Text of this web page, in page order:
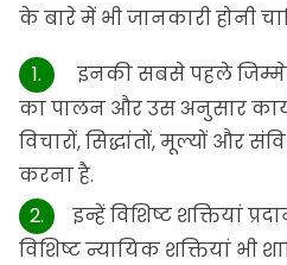
के बारे में भी जानकारी होनी
इनकी सबसे पहले
का पालन और उस अनुसार
विचारों, सिद्धांतों, मूल्यों और
करना है.
इन्हें विशिष्ट शक्तियां
विशिष्ट न्यायिक शक्तियां भी